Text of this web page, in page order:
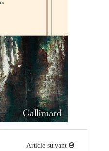
Article suivant